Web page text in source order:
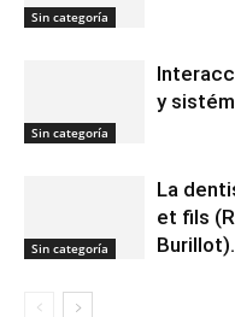
Sin categoría
Sin categoría
y
Sin categoría
La
et fils
Burillot).